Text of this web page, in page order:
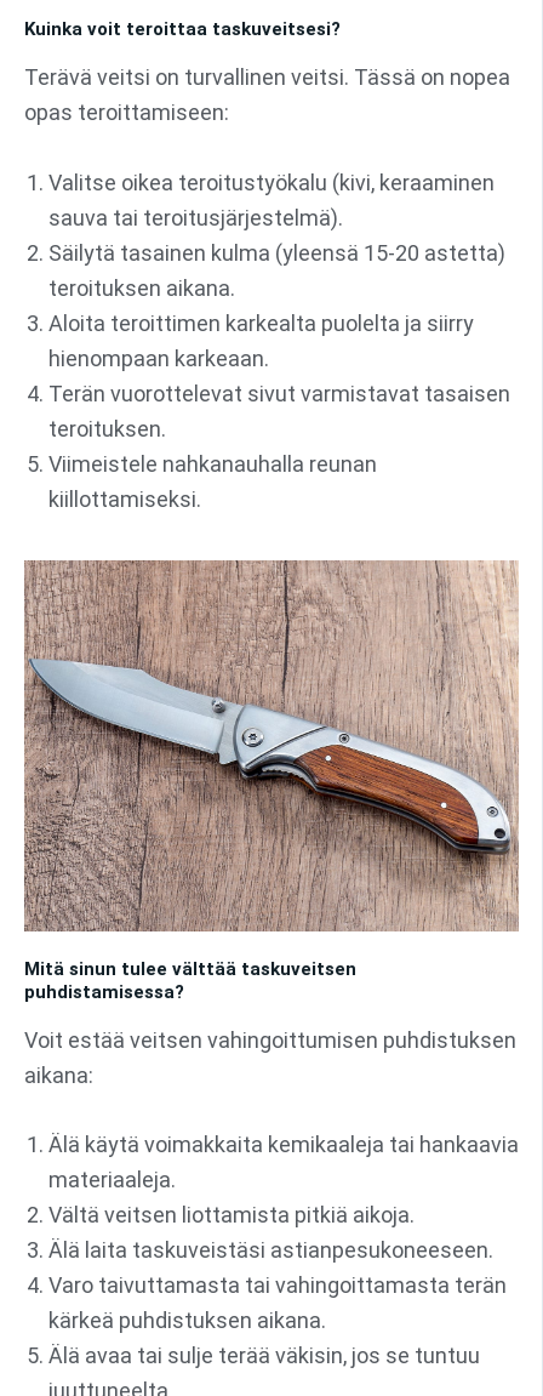
Kuinka voit teroittaa taskuveitsesi?
Terävä veitsi on turvallinen veitsi. Tässä on nopea
opas teroittamiseen:
Valitse oikea teroitustyökalu (kivi, keraaminen
sauva tai teroitusjärjestelmä).
Säilytä tasainen kulma (yleensä 15-20 astetta)
teroituksen aikana.
Aloita teroittimen karkealta puolelta ja siirry
hienompaan karkeaan.
Terän vuorottelevat sivut varmistavat tasaisen
teroituksen.
Viimeistele nahkanauhalla reunan
kiillottamiseksi.
Mitä sinun tulee välttää taskuveitsen
puhdistamisessa?
Voit estää veitsen vahingoittumisen puhdistuksen
aikana:
Älä käytä voimakkaita kemikaaleja tai hankaavia
materiaaleja.
Vältä veitsen liottamista pitkiä aikoja.
Älä laita taskuveistäsi astianpesukoneeseen.
Varo taivuttamasta tai vahingoittamasta terän
kärkeä puhdistuksen aikana.
Älä avaa tai sulje terää väkisin, jos se tuntuu